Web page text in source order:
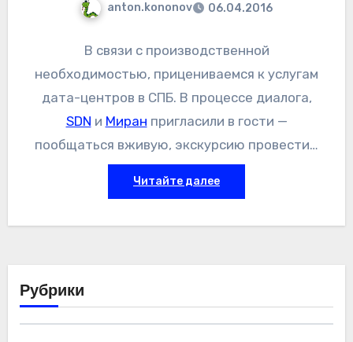
anton.kononov 06.04.2016
В связи с производственной
необходимостью, прицениваемся к услугам
дата-центров в СПБ. В процессе диалога,
SDN и Миран пригласили в гости —
пообщаться вживую, экскурсию провести…
Сходил. Поскольку ощущения остались
Читайте далее
Рубрики